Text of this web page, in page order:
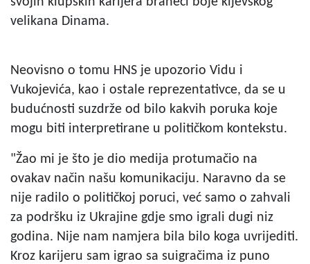
velikana Dinama.
Neovisno o tomu HNS je upozorio Vidu i
Vukojevića, kao i ostale reprezentativce, da se u
budućnosti suzdrže od bilo kakvih poruka koje
mogu biti interpretirane u političkom kontekstu.
"Žao mi je što je dio medija protumačio na
ovakav način našu komunikaciju. Naravno da se
nije radilo o političkoj poruci, već samo o zahvali
za podršku iz Ukrajine gdje smo igrali dugi niz
godina. Nije nam namjera bila bilo koga uvrijediti.
Kroz karijeru sam igrao sa suigračima iz puno